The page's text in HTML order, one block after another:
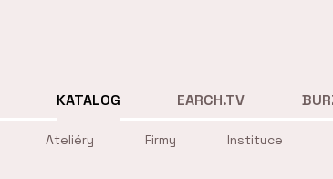
KATALOG
Ateliéry Firmy Instituce
EARCH.TV